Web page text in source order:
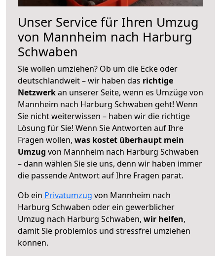
Unser Service für Ihren Umzug
von Mannheim nach Harburg
Schwaben
Sie wollen umziehen? Ob um die Ecke oder
deutschlandweit – wir haben das richtige
Netzwerkan unserer Seite, wenn es Umzüge von
Mannheim nach Harburg Schwaben geht! Wenn
Sie nicht weiterwissen – haben wir die richtige
Lösung für Sie! Wenn Sie Antworten auf Ihre
Fragen wollen, was kostet überhaupt mein
Umzug von Mannheim nach Harburg Schwaben
– dann wählen Sie sie uns, denn wir haben immer
die passende Antwort auf Ihre Fragen parat.
Ob ein Privatumzug von Mannheim nach
Harburg Schwaben oder ein gewerblicher
Umzug nach Harburg Schwaben, wir helfen,
damit Sie problemlos und stressfrei umziehen
können.